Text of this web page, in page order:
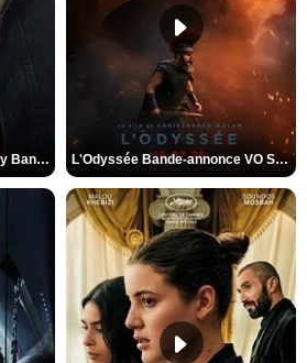
Spider-Man: Brand New Day Bande-annonce VO STFR L'Odyssée Bande-annonce VO STFR